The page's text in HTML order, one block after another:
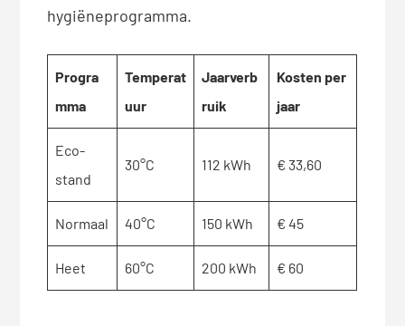
hygiëneprogramma.
Progra
mma
Temperat
uur
Jaarverb
ruik
Kosten per
jaar
Eco-
stand
30°C 112 kWh € 33,60
Normaal 40°C 150 kWh € 45
Heet 60°C 200 kWh € 60